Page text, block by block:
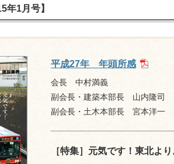
年1月号】
平成27年 年頭所感
会長 中村満義
副会長・建築本部長 山内隆司
副会長・土木本部長 宮本洋一
［特集］元気です！東北よ